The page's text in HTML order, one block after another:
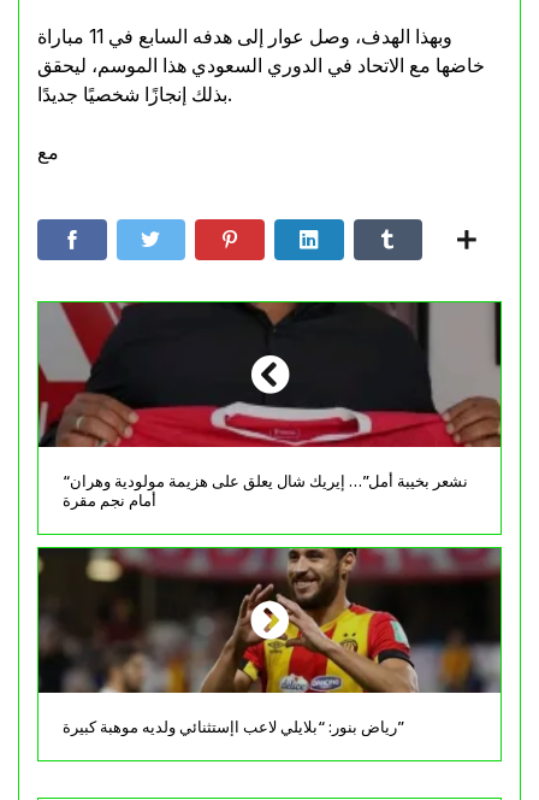
وبهذا الهدف، وصل عوار إلى هدفه السابع في 11 مباراة
خاضها مع الاتحاد في الدوري السعودي هذا الموسم، ليحقق
بذلك إنجازًا شخصيًا جديدًا.
مع
“نشعر بخيبة أمل”… إيريك شال يعلق على هزيمة مولودية وهران
أمام نجم مقرة
رياض بنور: “بلايلي لاعب اإستثنائي ولديه موهبة كبيرة”